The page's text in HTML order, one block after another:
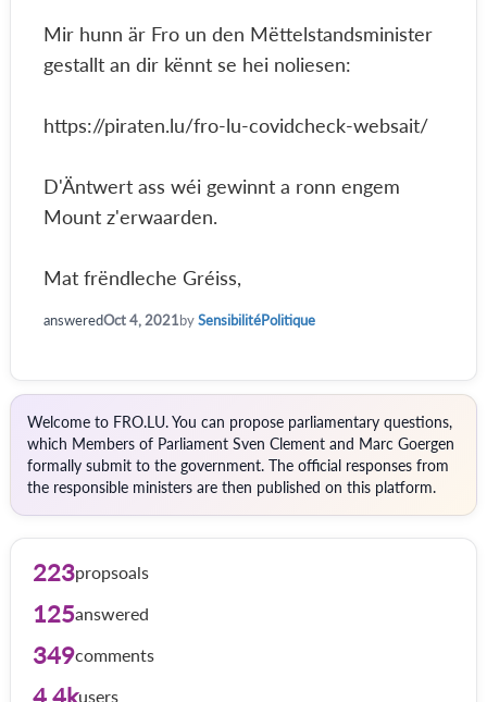
Mir hunn är Fro un den Mëttelstandsminister
gestallt an dir kënnt se hei noliesen:
https://piraten.lu/fro-lu-covidcheck-websait/
D'Äntwert ass wéi gewinnt a ronn engem
Mount z'erwaarden.
Mat frëndleche Gréiss,
answeredOct 4, 2021bySensibilitéPolitique
Welcome to FRO.LU. You can propose parliamentary questions,
which Members of Parliament Sven Clement and Marc Goergen
formally submit to the government. The official responses from
the responsible ministers are then published on this platform.
223propsoals
125answered
349comments
4.4kusers